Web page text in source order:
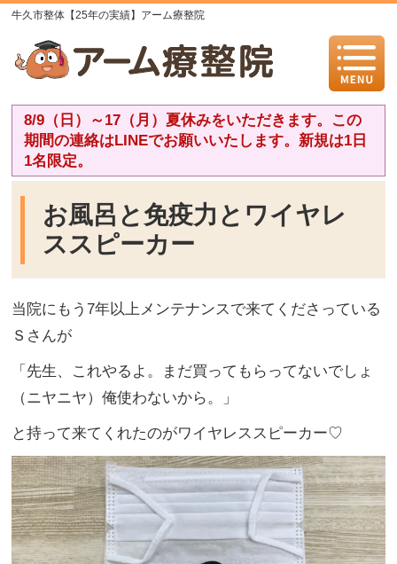
牛久市整体【25年の実績】アーム療整院
8/9（日）～17（月）夏休みをいただきます。この
期間の連絡はLINEでお願いいたします。新規は1日
1名限定。
お風呂と免疫力とワイヤレ
ススピーカー
当院にもう7年以上メンテナンスで来てくださっている
Ｓさんが
「先生、これやるよ。まだ買ってもらってないでしょ
（ニヤニヤ）俺使わないから。」
と持って来てくれたのがワイヤレススピーカー♡